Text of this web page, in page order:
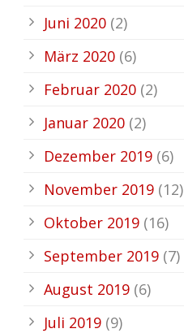
Juni 2020 (2)
März 2020 (6)
Februar 2020 (2)
Januar 2020 (2)
Dezember 2019 (6)
November 2019 (12)
Oktober 2019 (16)
September 2019 (7)
August 2019 (6)
Juli 2019 (9)